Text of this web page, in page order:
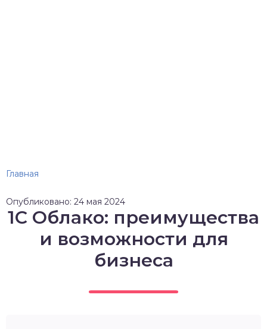
Главная
Опубликовано: 24 мая 2024
1С Облако: преимущества
и возможности для
бизнеса